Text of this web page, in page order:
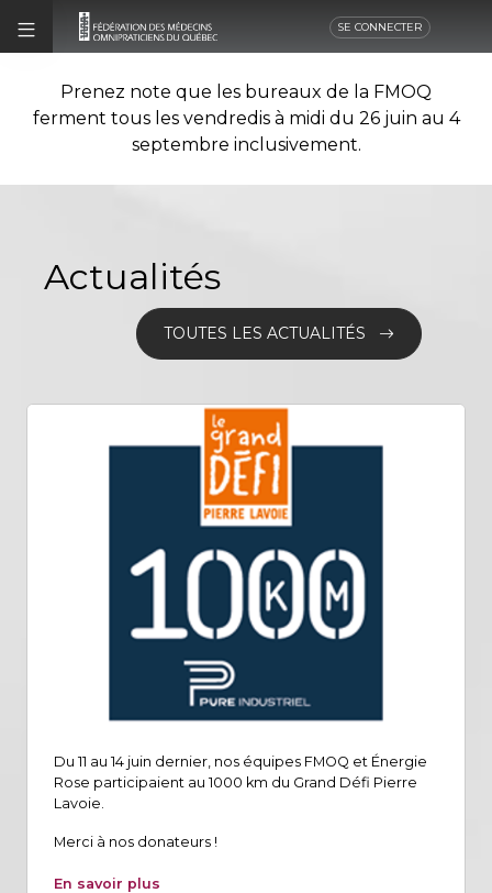
SE CONNECTER
Prenez note que les bureaux de la FMOQ
ferment tous les vendredis à midi du 26 juin au 4
septembre inclusivement.
Actualités
TOUTES LES ACTUALITÉS
Du 11 au 14 juin dernier, nos équipes FMOQ et Énergie
Rose participaient au 1000 km du Grand Défi Pierre
Lavoie.
Merci à nos donateurs !
En savoir plus